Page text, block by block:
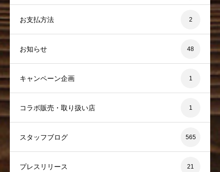
お支払方法 2
お知らせ 48
キャンペーン企画 1
コラボ販売・取り扱い店 1
スタッフブログ 565
プレスリリース 21